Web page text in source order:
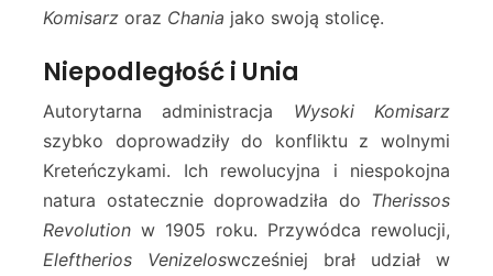
Komisarz oraz Chania jako swoją stolicę.
Niepodległość i Unia
Autorytarna administracja Wysoki Komisarz
szybko doprowadziły do konfliktu z wolnymi
Kreteńczykami. Ich rewolucyjna i niespokojna
natura ostatecznie doprowadziła do Therissos
Revolution w 1905 roku. Przywódca rewolucji,
Eleftherios Venizeloswcześniej brał udział w